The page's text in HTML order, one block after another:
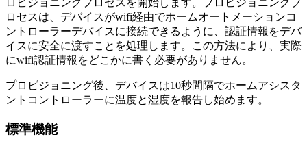
ロセスは、デバイスがwifi経由でホームオートメーションコ
ントローラーデバイスに接続できるように、認証情報をデバ
イスに安全に渡すことを処理します。この方法により、実際
にwifi認証情報をどこかに書く必要がありません。
プロビジョニング後、デバイスは10秒間隔でホームアシスタ
ントコントローラーに温度と湿度を報告し始めます。
標準機能